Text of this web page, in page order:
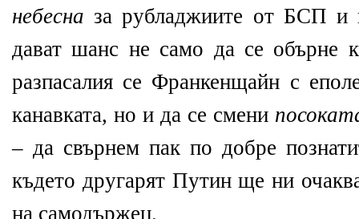
небесна за рубладжиите от БСП и
дават шанс не само да се обърне
разпасалия се Франкенщайн с
канавката, но и да се смени
– да свърнем пак по добре
където другарят Путин ще ни
на самодържец.